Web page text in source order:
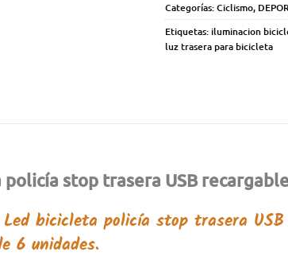
Categorías:Ciclismo,
Etiquetas:iluminacion
luz trasera para bicicleta
stop trasera USB
Led bicicleta policía stop trasera
6 unidades.